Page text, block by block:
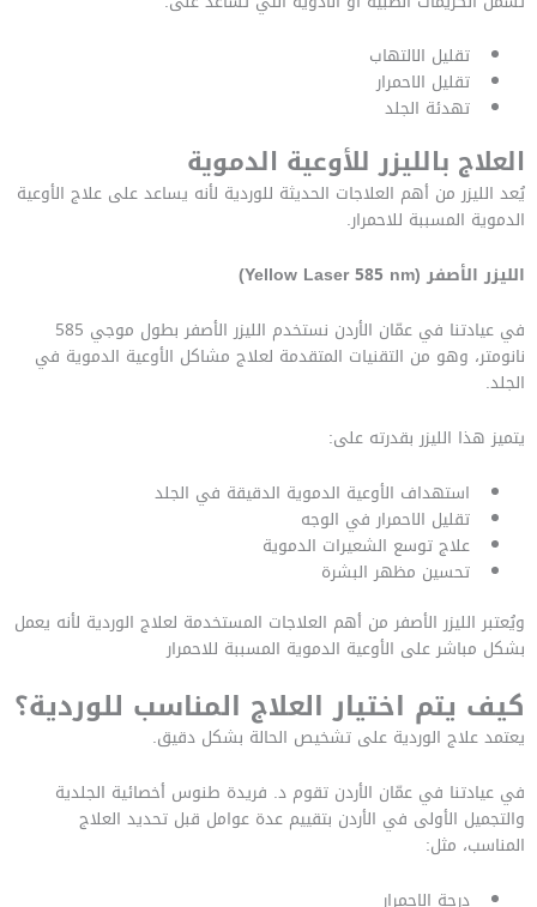
تقليل الالتهاب
تقليل الاحمرار
تهدئة الجلد
العلاج بالليزر للأوعية الدموية
يُعد الليزر من أهم العلاجات الحديثة للوردية لأنه يساعد على علاج الأوعية
الدموية المسببة للاحمرار.
الليزر الأصفر (Yellow Laser 585 nm)
في عيادتنا في عمّان الأردن نستخدم الليزر الأصفر بطول موجي 585
نانومتر، وهو من التقنيات المتقدمة لعلاج مشاكل الأوعية الدموية في
الجلد.
يتميز هذا الليزر بقدرته على:
استهداف الأوعية الدموية الدقيقة في الجلد
تقليل الاحمرار في الوجه
علاج توسع الشعيرات الدموية
تحسين مظهر البشرة
ويُعتبر الليزر الأصفر من أهم العلاجات المستخدمة لعلاج الوردية لأنه يعمل
بشكل مباشر على الأوعية الدموية المسببة للاحمرار
كيف يتم اختيار العلاج المناسب للوردية؟
يعتمد علاج الوردية على تشخيص الحالة بشكل دقيق.
في عيادتنا في عمّان الأردن تقوم د. فريدة طنوس أخصائية الجلدية
والتجميل الأولى في الأردن بتقييم عدة عوامل قبل تحديد العلاج
المناسب، مثل:
درجة الاحمرار